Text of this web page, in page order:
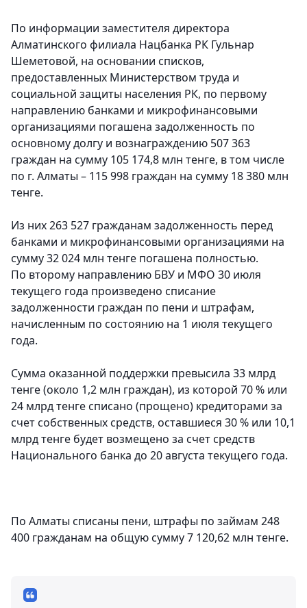
По информации заместителя директора
Алматинского филиала Нацбанка РК Гульнар
Шеметовой, на основании списков,
предоставленных Министерством труда и
социальной защиты населения РК, по первому
направлению банками и микрофинансовыми
организациями погашена задолженность по
основному долгу и вознаграждению 507 363
граждан на сумму 105 174,8 млн тенге, в том числе
по г. Алматы – 115 998 граждан на сумму 18 380 млн
тенге.
Из них 263 527 гражданам задолженность перед
банками и микрофинансовыми организациями на
сумму 32 024 млн тенге погашена полностью.
По второму направлению БВУ и МФО 30 июля
текущего года произведено списание
задолженности граждан по пени и штрафам,
начисленным по состоянию на 1 июля текущего
года.
Сумма оказанной поддержки превысила 33 млрд
тенге (около 1,2 млн граждан), из которой 70 % или
24 млрд тенге списано (прощено) кредиторами за
счет собственных средств, оставшиеся 30 % или 10,1
млрд тенге будет возмещено за счет средств
Национального банка до 20 августа текущего года.
По Алматы списаны пени, штрафы по займам 248
400 гражданам на общую сумму 7 120,62 млн тенге.